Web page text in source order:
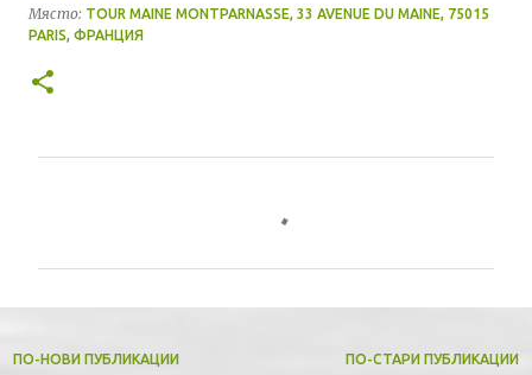
Място: TOUR MAINE MONTPARNASSE, 33 AVENUE DU MAINE, 75015
PARIS, ФРАНЦИЯ
т
ПО-НОВИ ПУБЛИКАЦИИ ПО-СТАРИ ПУБЛИКАЦИИ